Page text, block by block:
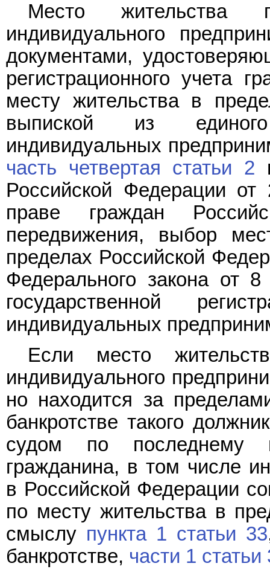
Место
индивидуального
документами,
регистрационного учета
месту жительства в
выпиской из единого
индивидуальных
часть четвертая статьи 2
Российской Федерации
праве граждан
передвижения, выбор
пределах Российской
Федерального закона от
государственной
индивидуальных
Если место
индивидуального
но находится за
банкротстве такого
судом по последнему
гражданина, в том числе
в Российской Федерации
по месту жительства в
смыслу пункта 1 статьи 33
банкротстве, части 1 статьи